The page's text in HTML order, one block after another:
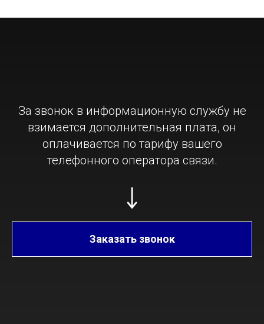
За звонок в информационную службу не
взимается дополнительная плата, он
оплачивается по тарифу вашего
телефонного оператора связи.
Заказать звонок